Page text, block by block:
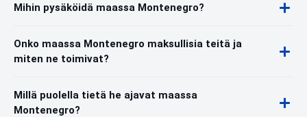
Mihin pysäköidä maassa Montenegro?
Onko maassa Montenegro maksullisia teitä ja
miten ne toimivat?
Millä puolella tietä he ajavat maassa
Montenegro?